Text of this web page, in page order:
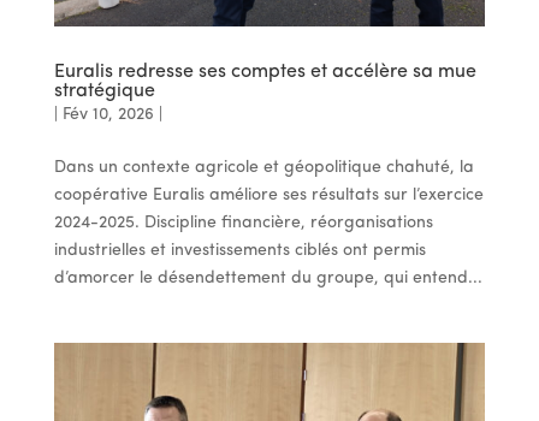
Euralis redresse ses comptes et accélère sa mue
stratégique
Fév 10, 2026
Dans un contexte agricole et géopolitique chahuté, la
coopérative Euralis améliore ses résultats sur l’exercice
2024-2025. Discipline financière, réorganisations
industrielles et investissements ciblés ont permis
d’amorcer le désendettement du groupe, qui entend...